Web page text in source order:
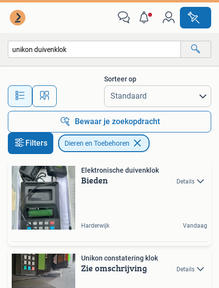
Alle afstanden…
Sorteer op
Bewaar je zoekopdracht
Filters Dieren en Toebehoren
Elektronische duivenklok
Bieden Details
Harderwijk Vandaag
Unikon constatering klok
Zie omschrijving Details